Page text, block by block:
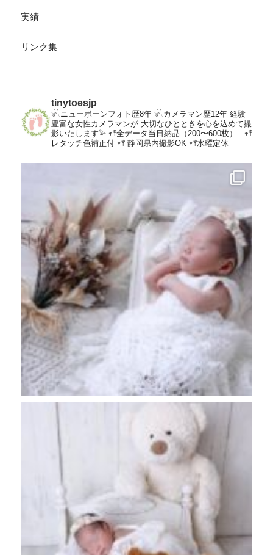
実績
リンク集
tinytoesjp
𓍯ニューボーンフォト歴8年𓍯カメラマン歴12年経験
豊富な女性カメラマンが大切なひとときを心を込めて撮
影いたします𓅫𖥧𖤣全データ当日納品（200〜600枚）
𖥧𖤣
レタッチ色補正付𖥧𖤣 静岡県内撮影OK 𖥧𖤣水曜定休